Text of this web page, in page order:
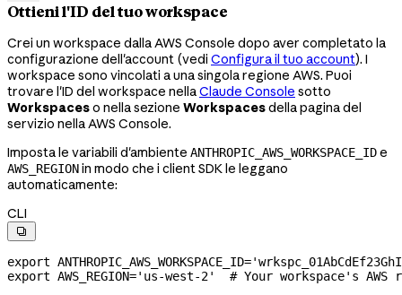
Ottieni l'ID del tuo workspace
Crei un workspace dalla AWS Console dopo aver completato la
configurazione dell'account (vedi Configura il tuo account). I
workspace sono vincolati a una singola regione AWS. Puoi
trovare l'ID del workspace nellaClaude Console sotto
Workspaceso nella sezione Workspacesdella pagina del
servizio nella AWS Console.
Imposta le variabili d'ambiente ANTHROPIC_AWS_WORKSPACE_IDe
AWS_REGIONin modo che i client SDK le leggano
automaticamente:
CLI

export ANTHROPIC_AWS_WORKSPACE_ID=
export AWS_REGION='us-west-2'
# Your workspace's AWS